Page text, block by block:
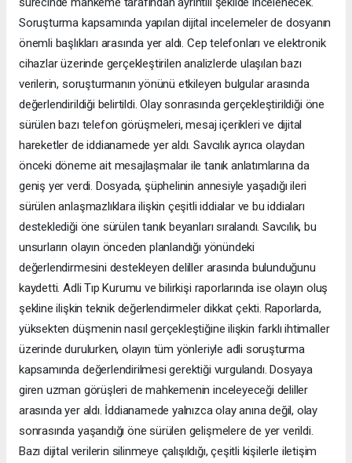
Soruşturma kapsamında yapılan dijital incelemeler de dosyanın
önemli başlıkları arasında yer aldı. Cep telefonları ve elektronik
cihazlar üzerinde gerçekleştirilen analizlerde ulaşılan bazı
verilerin, soruşturmanın yönünü etkileyen bulgular arasında
değerlendirildiği belirtildi. Olay sonrasında gerçekleştirildiği öne
sürülen bazı telefon görüşmeleri, mesaj içerikleri ve dijital
hareketler de iddianamede yer aldı. Savcılık ayrıca olaydan
önceki döneme ait mesajlaşmalar ile tanık anlatımlarına da
geniş yer verdi. Dosyada, şüphelinin annesiyle yaşadığı ileri
sürülen anlaşmazlıklara ilişkin çeşitli iddialar ve bu iddiaları
desteklediği öne sürülen tanık beyanları sıralandı. Savcılık, bu
unsurların olayın önceden planlandığı yönündeki
değerlendirmesini destekleyen deliller arasında bulunduğunu
kaydetti. Adli Tıp Kurumu ve bilirkişi raporlarında ise olayın oluş
şekline ilişkin teknik değerlendirmeler dikkat çekti. Raporlarda,
yüksekten düşmenin nasıl gerçekleştiğine ilişkin farklı ihtimaller
üzerinde durulurken, olayın tüm yönleriyle adli soruşturma
kapsamında değerlendirilmesi gerektiği vurgulandı. Dosyaya
giren uzman görüşleri de mahkemenin inceleyeceği deliller
arasında yer aldı. İddianamede yalnızca olay anına değil, olay
sonrasında yaşandığı öne sürülen gelişmelere de yer verildi.
Bazı dijital verilerin silinmeye çalışıldığı, çeşitli kişilerle iletişim